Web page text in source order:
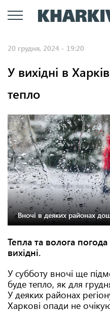
20 грудня, 2024 - 19:20
У вихідні в
тепло
Вночі в деяких районах
Тепла та волога погода
вихідні.
У субботу вночі ще
буде тепло, як для
У деяких районах
Харкові опади не